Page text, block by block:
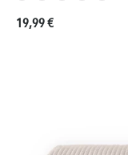
Prezzo normale:
19,99 €